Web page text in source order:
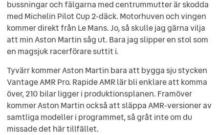
bussningar och fälgarna med centrummutter är skodda
med Michelin Pilot Cup 2-däck. Motorhuven och vingen
kommer direkt från Le Mans. Jo, så skulle jag gärna vilja
att min Aston Martin såg ut. Bara jag slipper en stol som
en magsjuk racerförare suttit i.
Tyvärr kommer Aston Martin bara att bygga sju stycken
Vantage AMR Pro. Rapide AMR lär bli enklare att komma
över, 210 bilar ligger i produktionsplanen. Framöver
kommer Aston Martin också att släppa AMR-versioner av
samtliga modeller i programmet, så gråt inte om du
missade det här tillfället.